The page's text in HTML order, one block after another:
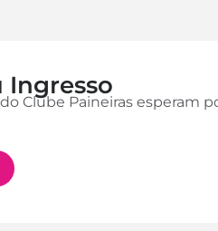
Ingresso
Clube Paineiras esperam